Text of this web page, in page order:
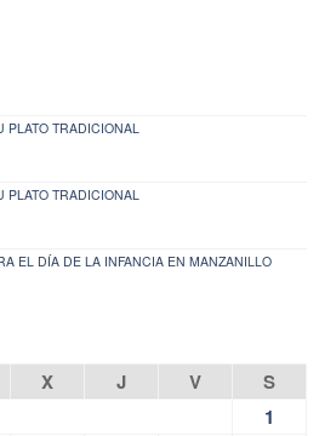
TRADICIONAL
TRADICIONAL
EL DÍA DE LA INFANCIA EN MANZANILLO
X J V
S
1